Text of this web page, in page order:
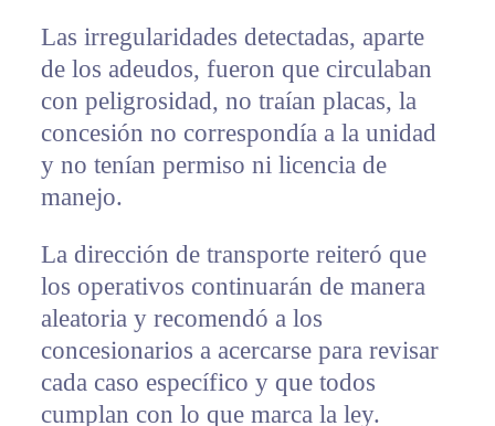
Las irregularidades detectadas, aparte
de los adeudos, fueron que circulaban
con peligrosidad, no traían placas, la
concesión no correspondía a la unidad
y no tenían permiso ni licencia de
manejo.
La dirección de transporte reiteró que
los operativos continuarán de manera
aleatoria y recomendó a los
concesionarios a acercarse para revisar
cada caso específico y que todos
cumplan con lo que marca la ley.